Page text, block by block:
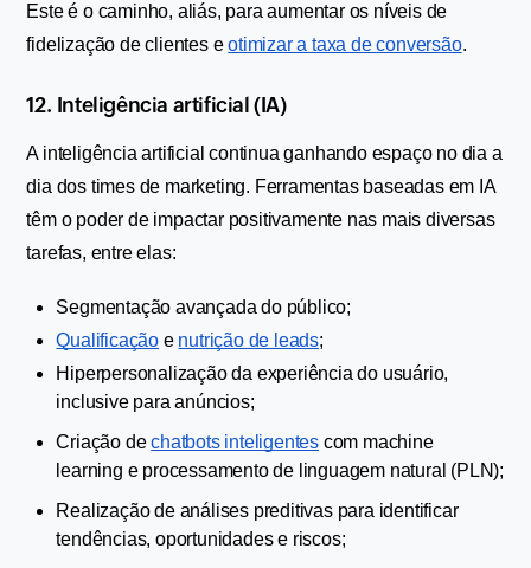
Este é o caminho, aliás, para aumentar os níveis de
fidelização de clientes e otimizar a taxa de conversão.
12. Inteligência artificial (IA)
A inteligência artificial continua ganhando espaço no dia a
dia dos times de marketing. Ferramentas baseadas em IA
têm o poder de impactar positivamente nas mais diversas
tarefas, entre elas:
Segmentação avançada do público;
Qualificação e nutrição de leads;
Hiperpersonalização da experiência do usuário,
inclusive para anúncios;
Criação de chatbots inteligentes com machine
learning e processamento de linguagem natural (PLN);
Realização de análises preditivas para identificar
tendências, oportunidades e riscos;